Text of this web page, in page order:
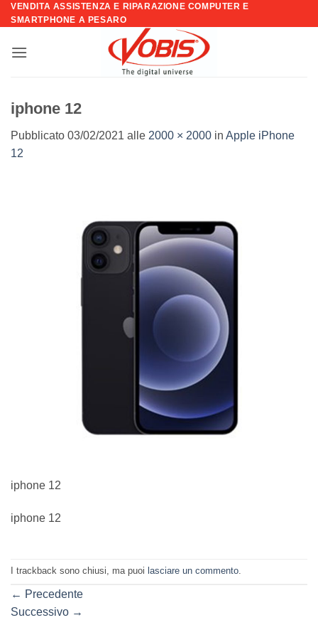
Salta
ai
VENDITA ASSISTENZA E RIPARAZIONE COMPUTER E
SMARTPHONE A PESARO
iphone 12
Pubblicato 03/02/2021 alle 2000 × 2000 in Apple iPhone
12
iphone 12
iphone 12
I trackback sono chiusi, ma puoi lasciare un commento.
← Precedente
Successivo →